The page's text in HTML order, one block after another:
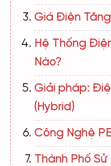
Giá Điện
Hệ Thống
Nào?
Giải pháp:
(Hybrid)
Công Nghệ
Thành Phố